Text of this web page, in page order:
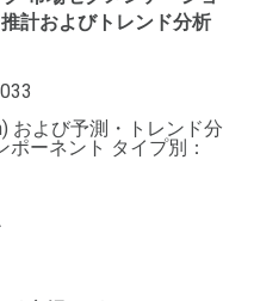
計およびトレンド分析
および予測・トレンド分
ーネント タイプ別：